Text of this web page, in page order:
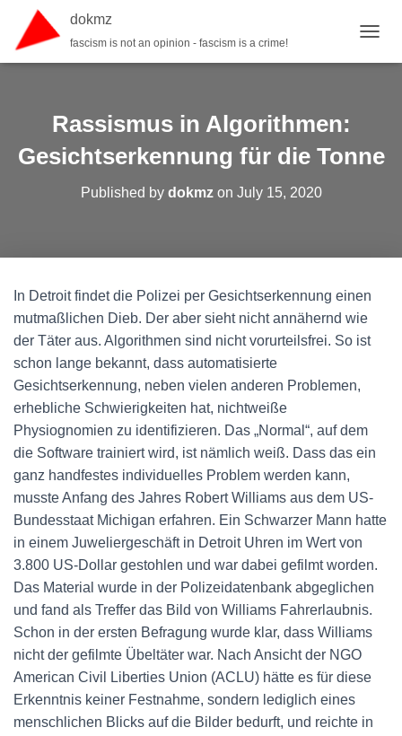
dokmz
fascism is not an opinion - fascism is a crime!
Rassismus in Algorithmen:
Gesichtserkennung für die Tonne
Published by dokmzon July 15, 2020
In Detroit findet die Polizei per Gesichtserkennung einen
mutmaßlichen Dieb. Der aber sieht nicht annähernd wie
der Täter aus. Algorithmen sind nicht vorurteilsfrei. So ist
schon lange bekannt, dass automatisierte
Gesichtserkennung, neben vielen anderen Problemen,
erhebliche Schwierigkeiten hat, nichtweiße
Physiognomien zu identifizieren. Das „Normal“, auf dem
die Software trainiert wird, ist nämlich weiß. Dass das ein
ganz handfestes individuelles Problem werden kann,
musste Anfang des Jahres Robert Williams aus dem US-
Bundesstaat Michigan erfahren. Ein Schwarzer Mann hatte
in einem Juweliergeschäft in Detroit Uhren im Wert von
3.800 US-Dollar gestohlen und war dabei gefilmt worden.
Das Material wurde in der Polizeidatenbank abgeglichen
und fand als Treffer das Bild von Williams Fahrerlaubnis.
Schon in der ersten Befragung wurde klar, dass Williams
nicht der gefilmte Übeltäter war. Nach Ansicht der NGO
American Civil Liberties Union (ACLU) hätte es für diese
Erkenntnis keiner Festnahme, sondern lediglich eines
menschlichen Blicks auf die Bilder bedurft, und reichte in